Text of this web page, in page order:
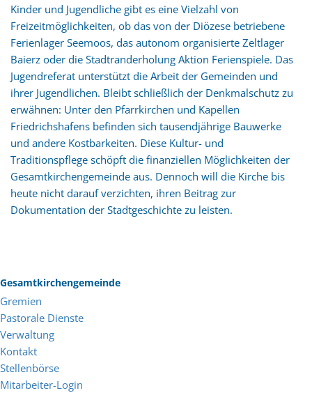
Kinder und Jugendliche gibt es eine Vielzahl von
Freizeitmöglichkeiten, ob das von der Diözese betriebene
Ferienlager Seemoos, das autonom organisierte Zeltlager
Baierz oder die Stadtranderholung Aktion Ferienspiele. Das
Jugendreferat unterstützt die Arbeit der Gemeinden und
ihrer Jugendlichen. Bleibt schließlich der Denkmalschutz zu
erwähnen: Unter den Pfarrkirchen und Kapellen
Friedrichshafens befinden sich tausendjährige Bauwerke
und andere Kostbarkeiten. Diese Kultur- und
Traditionspflege schöpft die finanziellen Möglichkeiten der
Gesamtkirchengemeinde aus. Dennoch will die Kirche bis
heute nicht darauf verzichten, ihren Beitrag zur
Dokumentation der Stadtgeschichte zu leisten.
Gesamtkirchengemeinde
Gremien
Pastorale Dienste
Verwaltung
Kontakt
Stellenbörse
Mitarbeiter-Login